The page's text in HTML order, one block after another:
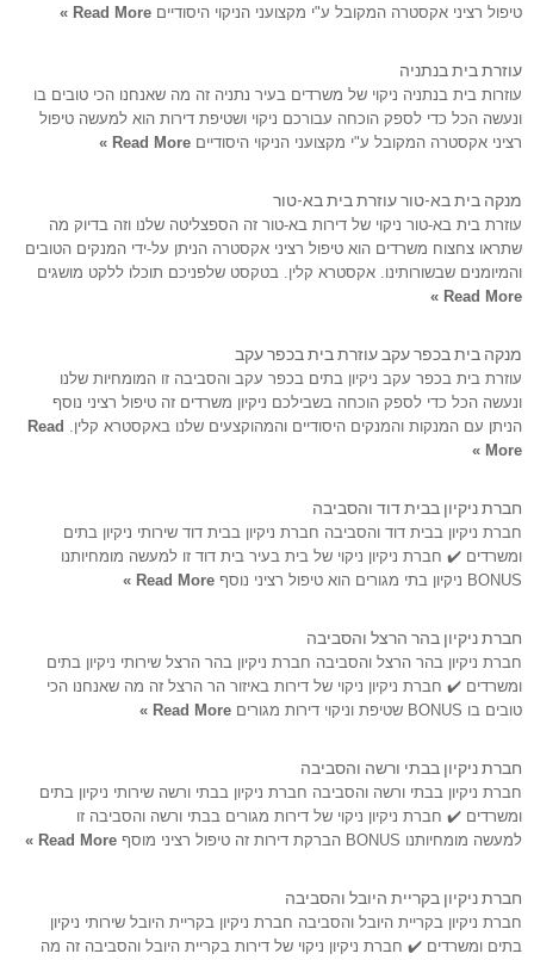
טיפול רציני אקסטרה המקובל ע"י מקצועני הניקוי היסודיים Read More »
עוזרת בית בנתניה
עוזרות בית בנתניה ניקוי של משרדים בעיר נתניה זה מה שאנחנו הכי טובים בו
ונעשה הכל כדי לספק הוכחה עבורכם ניקוי ושטיפת דירות הוא למעשה טיפול
רציני אקסטרה המקובל ע"י מקצועני הניקוי היסודיים Read More »
מנקה בית בא-טור עוזרת בית בא-טור
עוזרת בית בא-טור ניקוי של דירות בא-טור זה הספצליטה שלנו וזה בדיוק מה
שתראו צחצוח משרדים הוא טיפול רציני אקסטרה הניתן על-ידי המנקים הטובים
והמיומנים שבשורותינו. אקסטרא קלין. בטקסט שלפניכם תוכלו ללקט מושגים
Read More »
מנקה בית בכפר עקב עוזרת בית בכפר עקב
עוזרת בית בכפר עקב ניקיון בתים בכפר עקב והסביבה זו המומחיות שלנו
ונעשה הכל כדי לספק הוכחה בשבילכם ניקיון משרדים זה טיפול רציני נוסף
הניתן עם המנקות והמנקים היסודיים והמהוקצעים שלנו באקסטרא קלין. Read
More »
חברת ניקיון בבית דוד והסביבה
חברת ניקיון בבית דוד והסביבה חברת ניקיון בבית דוד שירותי ניקיון בתים
ומשרדים ✔️ חברת ניקיון ניקוי של בית בעיר בית דוד זו למעשה מומחיותנו
BONUS ניקיון בתי מגורים הוא טיפול רציני נוסף
Read More »
חברת ניקיון בהר הרצל והסביבה
חברת ניקיון בהר הרצל והסביבה חברת ניקיון בהר הרצל שירותי ניקיון בתים
ומשרדים ✔️ חברת ניקיון ניקוי של דירות באיזור הר הרצל זה מה שאנחנו הכי
טובים בו BONUS שטיפת וניקוי דירות מגורים
Read More »
חברת ניקיון בבתי ורשה והסביבה
חברת ניקיון בבתי ורשה והסביבה חברת ניקיון בבתי ורשה שירותי ניקיון בתים
ומשרדים ✔️ חברת ניקיון ניקוי של דירות מגורים בבתי ורשה והסביבה זו
למעשה מומחיותנו BONUS הברקת דירות זה טיפול רציני מוסף
Read More »
חברת ניקיון בקריית היובל והסביבה
חברת ניקיון בקריית היובל והסביבה חברת ניקיון בקריית היובל שירותי ניקיון
בתים ומשרדים ✔️ חברת ניקיון ניקוי של דירות בקריית היובל והסביבה זה מה